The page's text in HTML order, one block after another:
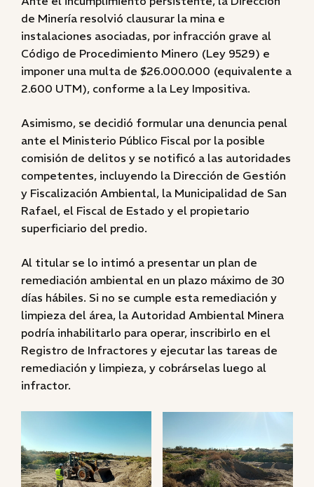
de Minería resolvió clausurar la mina e
instalaciones asociadas, por infracción grave al
Código de Procedimiento Minero (Ley 9529) e
imponer una multa de $26.000.000 (equivalente a
2.600 UTM), conforme a la Ley Impositiva.
Asimismo, se decidió formular una denuncia penal
ante el Ministerio Público Fiscal por la posible
comisión de delitos y se notificó a las autoridades
competentes, incluyendo la Dirección de Gestión
y Fiscalización Ambiental, la Municipalidad de San
Rafael, el Fiscal de Estado y el propietario
superficiario del predio.
Al titular se lo intimó a presentar un plan de
remediación ambiental en un plazo máximo de 30
días hábiles. Si no se cumple esta remediación y
limpieza del área, la Autoridad Ambiental Minera
podría inhabilitarlo para operar, inscribirlo en el
Registro de Infractores y ejecutar las tareas de
remediación y limpieza, y cobrárselas luego al
infractor.